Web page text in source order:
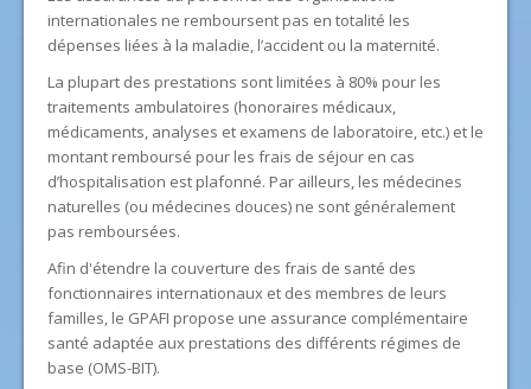
Actualité
Documentation et Formulaires
FAQ
Contact
internationales ne remboursent pas en totalité les
dépenses liées à la maladie, l’accident ou la maternité.
La plupart des prestations sont limitées à 80% pour les
traitements ambulatoires (honoraires médicaux,
médicaments, analyses et examens de laboratoire, etc.) et le
montant remboursé pour les frais de séjour en cas
d’hospitalisation est plafonné. Par ailleurs, les médecines
naturelles (ou médecines douces) ne sont généralement
pas remboursées.
Afin d'étendre la couverture des frais de santé des
fonctionnaires internationaux et des membres de leurs
familles, le GPAFI propose une assurance complémentaire
santé adaptée aux prestations des différents régimes de
base (OMS-BIT).